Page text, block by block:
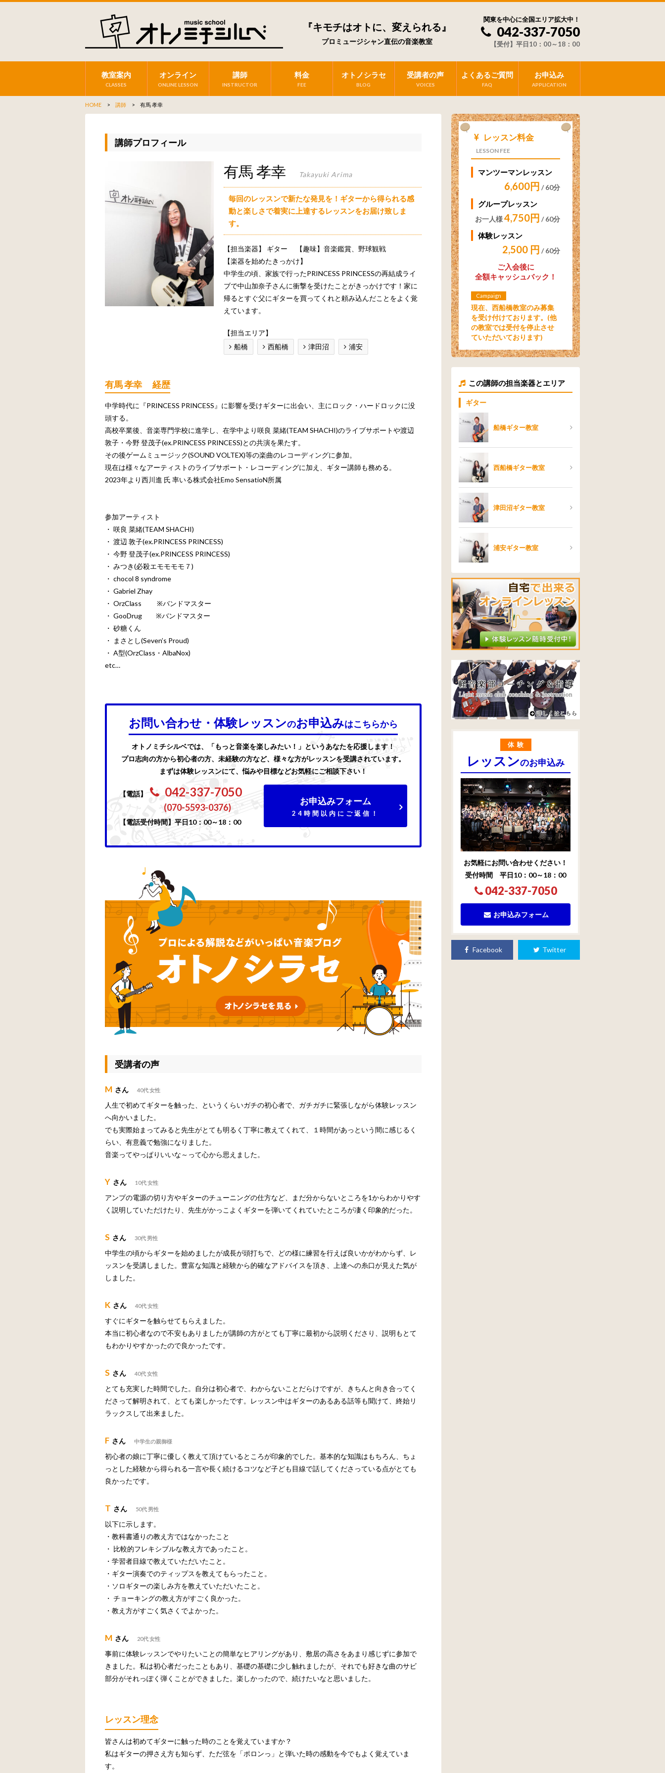
『キモチはオトに、変えられる』
プロミュージシャン直伝の音楽教室
関東を中心に全国エリア拡大中！
042-337-7050
【受付】平日10：00～18：00
教室案内
CLASSES
オンライン
ONLINE LESSON
講師
INSTRUCTOR
料金
FEE
オトノシラセ
BLOG
受講者の声
VOICES
よくあるご質問
FAQ
お申込み
APPLICATION
HOME > 講師 > 有馬 孝幸
講師プロフィール
有馬 孝幸 Takayuki Arima
毎回のレッスンで新たな発見を！ギターから得られる感
動と楽しさで着実に上達するレッスンをお届け致しま
す。
【担当楽器】 ギター
【趣味】音楽鑑賞、野球観戦
【楽器を始めたきっかけ】
中学生の頃、家族で行ったPRINCESS PRINCESSの再結成ライ
ブで中山加奈子さんに衝撃を受けたことがきっかけです！家に
帰るとすぐ父にギターを買ってくれと頼み込んだことをよく覚
えています。
【担当エリア】
船橋
西船橋 津田沼 浦安
有馬 孝幸 経歴
中学時代に『PRINCESS PRINCESS』に影響を受けギターに出会い、主にロック・ハードロックに没
頭する。
高校卒業後、音楽専門学校に進学し、在学中より咲良 菜緒(TEAM SHACHI)のライブサポートや渡辺
敦子・今野 登茂子(ex.PRINCESS PRINCESS)との共演を果たす。
その後ゲームミュージック(SOUND VOLTEX)等の楽曲のレコーディングに参加。
現在は様々なアーティストのライブサポート・レコーディングに加え、ギター講師も務める。
2023年より西川進 氏 率いる株式会社Emo SensatioN所属
参加アーティスト
・ 咲良 菜緒(TEAM SHACHI)
・ 渡辺 敦子(ex.PRINCESS PRINCESS)
・ 今野 登茂子(ex.PRINCESS PRINCESS)
・ みつき(必殺エモモモモ７)
・ chocol 8 syndrome
・ Gabriel Zhay
・ OrzClass ※バンドマスター
・ GooDrug ※バンドマスター
・ 砂糖くん
・ まさとし(Seven’s Proud)
・ A型(OrzClass・AlbaNox)
etc…
お問い合わせ・体験レッスンのお申込みはこちらから
オトノミチシルベでは、「もっと音楽を楽しみたい！」というあなたを応援します！
プロ志向の方から初心者の方、未経験の方など、様々な方がレッスンを受講されています。
まずは体験レッスンにて、悩みや目標などお気軽にご相談下さい！
【電話】 042-337-7050
(070-5593-0376)
【電話受付時間】平日10：00～18：00
お申込みフォーム
24時間以内にご返信！
受講者の声
M さん 40代 女性
人生で初めてギターを触った、というくらいガチの初心者で、ガチガチに緊張しながら体験レッスン
へ向かいました。
でも実際始まってみると先生がとても明るく丁寧に教えてくれて、１時間があっという間に感じるく
らい、有意義で勉強になりました。
音楽ってやっぱりいいな～って心から思えました。
Y さん 10代 女性
アンプの電源の切り方やギターのチューニングの仕方など、まだ分からないところを1からわかりやす
く説明していただけたり、先生がかっこよくギターを弾いてくれていたところが凄く印象的だった。
S さん 30代 男性
中学生の頃からギターを始めましたが成長が頭打ちで、どの様に練習を行えば良いかがわからず、レ
ッスンを受講しました。豊富な知識と経験から的確なアドバイスを頂き、上達への糸口が見えた気が
しました。
K さん 40代 女性
すぐにギターを触らせてもらえました。
本当に初心者なので不安もありましたが講師の方がとても丁寧に最初から説明くださり、説明もとて
もわかりやすかったので良かったです。
S さん 40代 女性
とても充実した時間でした。自分は初心者で、わからないことだらけですが、きちんと向き合ってく
ださって解明されて、とても楽しかったです。レッスン中はギターのあるある話等も聞けて、終始リ
ラックスして出来ました。
F さん 中学生の親御様
初心者の娘に丁寧に優しく教えて頂けているところが印象的でした。基本的な知識はもちろん、ちょ
っとした経験から得られる一言や長く続けるコツなど子ども目線で話してくださっている点がとても
良かったです。
T さん 50代 男性
以下に示します。
・教科書通りの教え方ではなかったこと
・ 比較的フレキシブルな教え方であったこと。
・学習者目線で教えていただいたこと。
・ギター演奏でのティップスを教えてもらったこと。
・ソロギターの楽しみ方を教えていただいたこと。
・ チョーキングの教え方がすごく良かった。
・教え方がすごく気さくでよかった。
M さん 20代 女性
事前に体験レッスンでやりたいことの簡単なヒアリングがあり、敷居の高さをあまり感じずに参加で
きました。私は初心者だったこともあり、基礎の基礎に少し触れましたが、それでも好きな曲のサビ
部分がそれっぽく弾くことができました。楽しかったので、続けたいなと思いました。
レッスン理念
皆さんは初めてギターに触った時のことを覚えていますか？
私はギターの押さえ方も知らず、ただ弦を「ポロンっ」と弾いた時の感動を今でもよく覚えていま
す。
レッスン料金
LESSON FEE
マンツーマンレッスン
6,600円 / 60分
グループレッスン
お一人様4,750円 / 60分
体験レッスン
2,500 円 / 60分
ご入会後に
全額キャッシュバック！
Campaign
現在、西船橋教室のみ募集
を受け付けております。(他
の教室では受付を停止させ
ていただいております)
この講師の担当楽器とエリア
ギター
船橋ギター教室
西船橋ギター教室
津田沼ギター教室
浦安ギター教室
体験
レッスンのお申込み
お気軽にお問い合わせください！
受付時間 平日10：00～18：00
042-337-7050
お申込みフォーム
Facebook Twitter